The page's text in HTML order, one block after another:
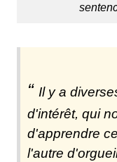
Il y a
d'intérêt, qui
d'apprendre
l'autre